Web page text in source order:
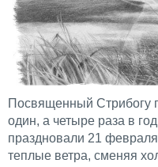
Посвященный Стрибогу
один, а четыре раза в
праздновали 21
теплые ветра, сменяя